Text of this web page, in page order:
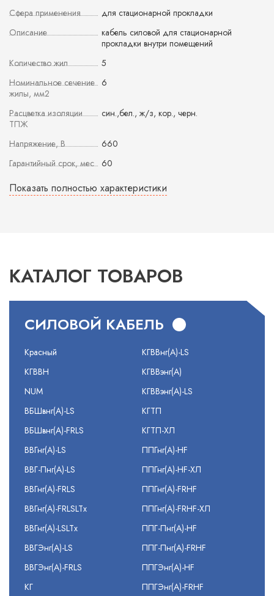
Сфера применения
для стационарной прокладки
Описание
кабель силовой для стационарной
прокладки внутри помещений
Количество жил
5
Номинальное сечение
жилы, мм2
6
Расцветка изоляции
ТПЖ
син.,бел., ж/з, кор., черн.
Напряжение, В
660
Гарантийный срок, мес
60
Показать полностью характеристики
КАТАЛОГ ТОВАРОВ
СИЛОВОЙ КАБЕЛЬ
Красный
КГВВН
NUM
ВБШвнг(А)-LS
ВБШвнг(А)-FRLS
ВВГнг(А)-LS
ВВГ-Пнг(А)-LS
ВВГнг(А)-FRLS
ВВГнг(А)-FRLSLTx
ВВГнг(А)-LSLTx
ВВГЭнг(А)-LS
ВВГЭнг(А)-FRLS
КГ
КГВВнг(А)-LS
КГВВэнг(А)
КГВВэнг(А)-LS
КГТП
КГТП-ХЛ
ППГнг(А)-HF
ППГнг(А)-HF-ХЛ
ППГнг(А)-FRHF
ППГнг(А)-FRHF-ХЛ
ППГ-Пнг(А)-HF
ППГ-Пнг(А)-FRHF
ППГЭнг(А)-HF
ППГЭнг(А)-FRHF